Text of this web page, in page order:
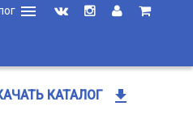
menu
КАТАЛОГ get_app